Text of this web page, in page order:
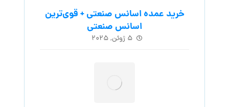
خرید عمده اسانس صنعتی + قوی‌ترین
اسانس‌ صنعتی
۵ ژوئن, ۲۰۲۵